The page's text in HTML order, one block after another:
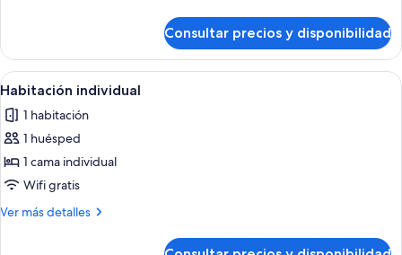
doble,
habitaciones
comunicadas
Consultar precios y disponibilidad
Abrir
todas
las
fotos
de
Habitación
individual
Una habitación de hotel con cama,
4
Habitación individual
1 habitación
1 huésped
1 cama individual
Wifi gratis
Ver más detalles
Más